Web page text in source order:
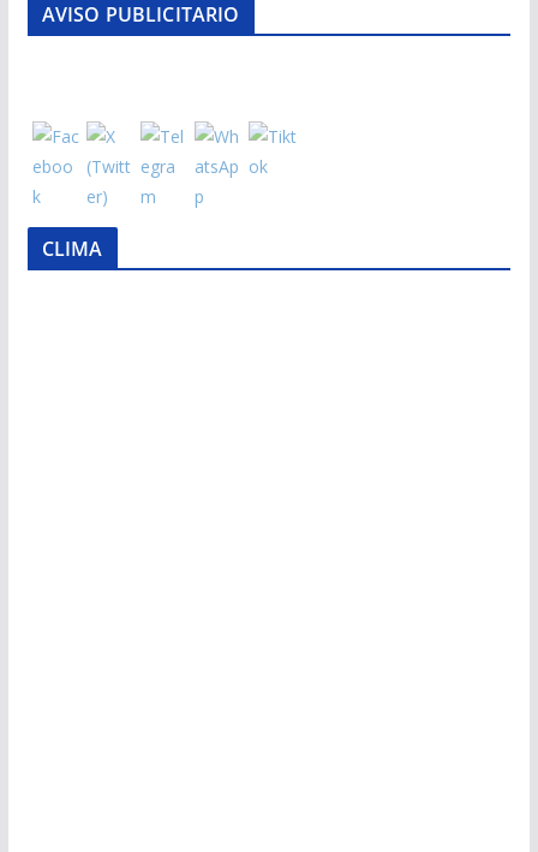
AVISO PUBLICITARIO
CLIMA